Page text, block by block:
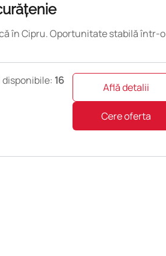
în Cipru. Oportunitate stabilă într-o
disponibile: 16
Află detalii
Cere oferta